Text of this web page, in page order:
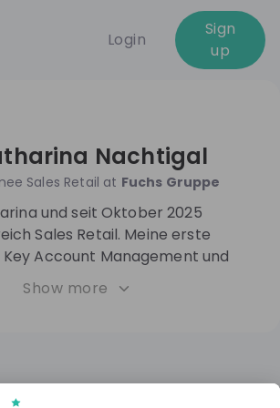
Login
Sign
up
Nachtigal
Sales Retail at Fuchs Gruppe
und seit Oktober 2025
Sales Retail. Meine erste
Account Management und
Außendienst tätig. Zuvor habe
in Wirtschaftspsychologie
gesammelt. Bei der
ich vom ersten Tag an
Show more